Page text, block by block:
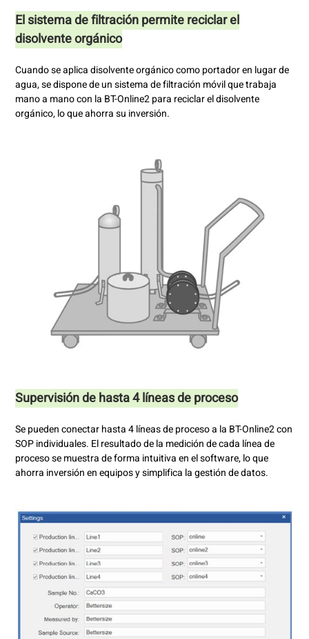
El sistema de filtración permite reciclar el
disolvente orgánico
Cuando se aplica disolvente orgánico como portador en lugar de
agua, se dispone de un sistema de filtración móvil que trabaja
mano a mano con la BT-Online2 para reciclar el disolvente
orgánico, lo que ahorra su inversión.
Supervisión de hasta 4 líneas de proceso
Se pueden conectar hasta 4 líneas de proceso a la BT-Online2 con
SOP individuales. El resultado de la medición de cada línea de
proceso se muestra de forma intuitiva en el software, lo que
ahorra inversión en equipos y simplifica la gestión de datos.